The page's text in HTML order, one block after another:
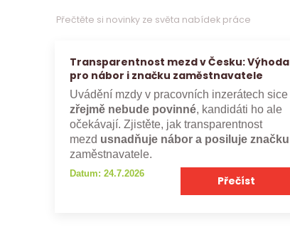
Přečtěte si novinky ze světa nabídek práce
Transparentnost mezd v Česku: Výhoda
pro nábor i značku zaměstnavatele
Uvádění mzdy v pracovních inzerátech sice
zřejmě nebude povinné, kandidáti ho ale
očekávají. Zjistěte, jak transparentnost
mezd usnadňuje nábor a posiluje značku
zaměstnavatele.
Datum: 24.7.2026
Přečíst